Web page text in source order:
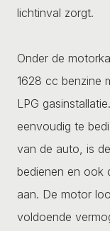
lichtinval zorgt.
Onder de
1628 cc benzine
LPG
eenvoudig te
van de auto, is
bedienen en ook
aan. De motor
voldoende